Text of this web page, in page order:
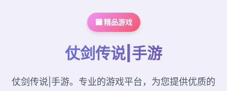
🏧 精品游戏
仗剑传说|手游
仗剑传说|手游。专业的游戏平台，为您提供优质的